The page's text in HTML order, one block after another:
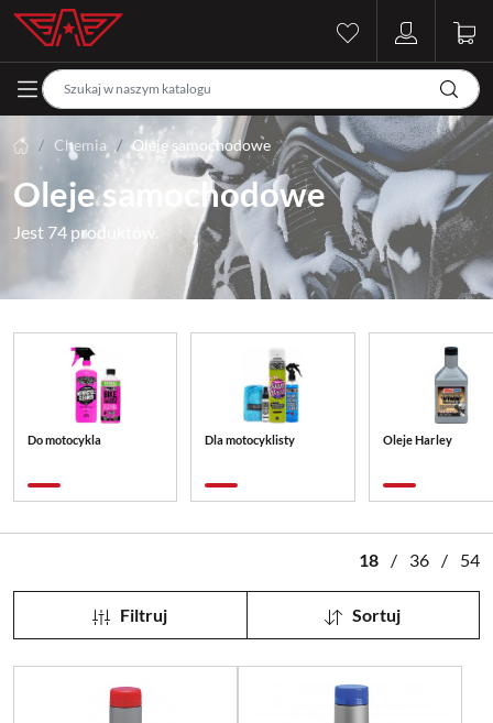
Chemia Oleje samochodowe
Oleje samochodowe
Jest 74 produktów.
Do motocykla Dla motocyklisty Oleje Harley
18 / 36 / 54
Filtruj Sortuj